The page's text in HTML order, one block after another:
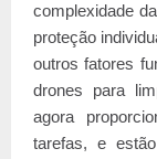
complexidade
proteção
outros fatores
drones para
agora
tarefas, e